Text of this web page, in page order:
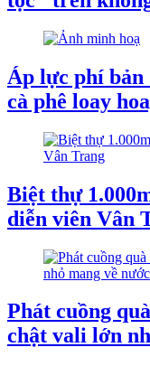
Áp lực phí bản
cà phê loay
Biệt thự
diễn viên Vân
Phát cuồng
chật vali lớn